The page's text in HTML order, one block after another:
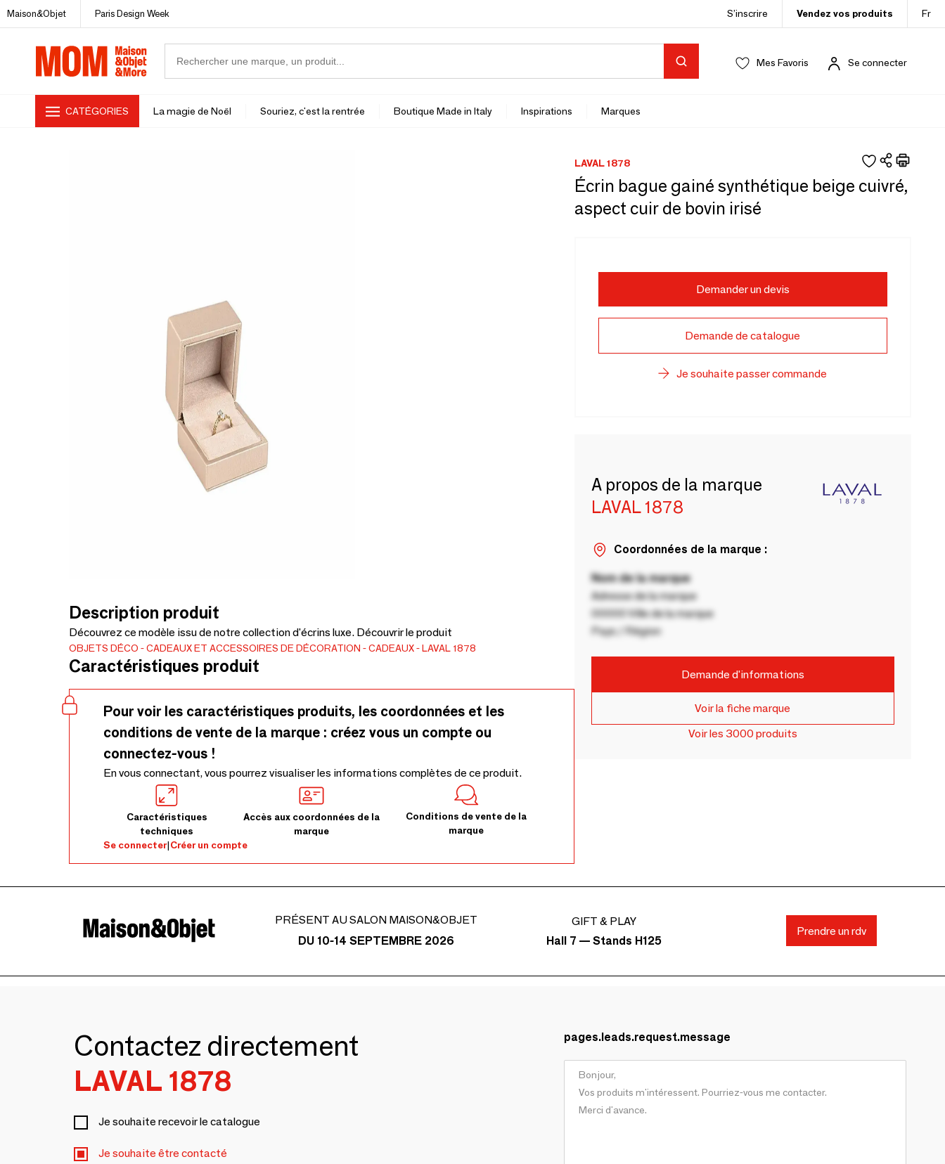
Maison&Objet Paris Design Week S’inscrire Vendez vos produits Fr
Mes Favoris Se connecter
CATÉGORIES La magie de Noël Souriez, c'est la rentrée Boutique Made in Italy Inspirations Marques
Description produit
Découvrez ce modèle issu de notre collection d'écrins luxe. Découvrir le produit
OBJETS DÉCO CADEAUX ET ACCESSOIRES DE DÉCORATION CADEAUX LAVAL 1878
Caractéristiques produit
Pour voir les caractéristiques produits, les coordonnées et les
conditions de vente de la marque : créez vous un compte ou
connectez-vous !
En vous connectant, vous pourrez visualiser les informations complètes de ce produit.
Caractéristiques
techniques
Accès aux coordonnées de la
marque
Conditions de vente de la
marque
Se connecter|Créer un compte
LAVAL 1878
Écrin bague gainé synthétique beige cuivré,
aspect cuir de bovin irisé
Demander un devis
Demande de catalogue
Je souhaite passer commande
A propos de la marque
LAVAL 1878
Coordonnées de la marque :
Nom de la marque
Adresse de la marque
00000 Ville de la marque
Pays / Région
Demande d'informations
Voir la fiche marque
Voir les 3000 produits
PRÉSENT AU SALON MAISON&OBJET
DU 10-14 SEPTEMBRE 2026
GIFT & PLAY
Hall 7 — Stands H125
Prendre un rdv
Contactez directement
LAVAL 1878
Je souhaite recevoir le catalogue
Je souhaite être contacté
pages.leads.request.message